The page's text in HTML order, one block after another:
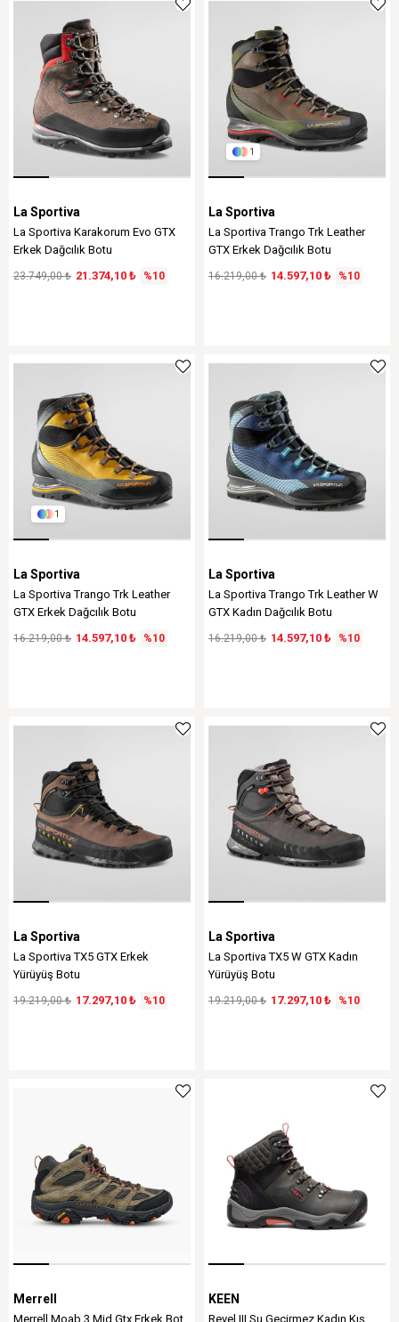
La Sportiva
La Sportiva Karakorum Evo GTX
Erkek Dağcılık Botu
21.374,10 ₺
23.749,00 ₺ %10
1
La Sportiva
La Sportiva Trango Trk Leather
GTX Erkek Dağcılık Botu
14.597,10 ₺
16.219,00 ₺ %10
1
La Sportiva
La Sportiva Trango Trk Leather
GTX Erkek Dağcılık Botu
14.597,10 ₺
16.219,00 ₺ %10
La Sportiva
La Sportiva Trango Trk Leather W
GTX Kadın Dağcılık Botu
14.597,10 ₺
16.219,00 ₺ %10
La Sportiva
La Sportiva TX5 GTX Erkek
Yürüyüş Botu
17.297,10 ₺
19.219,00 ₺ %10
La Sportiva
La Sportiva TX5 W GTX Kadın
Yürüyüş Botu
17.297,10 ₺
19.219,00 ₺ %10
Merrell
Merrell Moab 3 Mid Gtx Erkek Bot
KEEN
Revel III Su Geçirmez Kadın Kış